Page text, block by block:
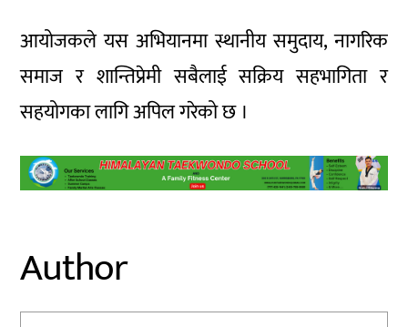
आयोजकले यस अभियानमा स्थानीय समुदाय, नागरिक
समाज र शान्तिप्रेमी सबैलाई सक्रिय सहभागिता र
सहयोगका लागि अपिल गरेको छ ।
Author